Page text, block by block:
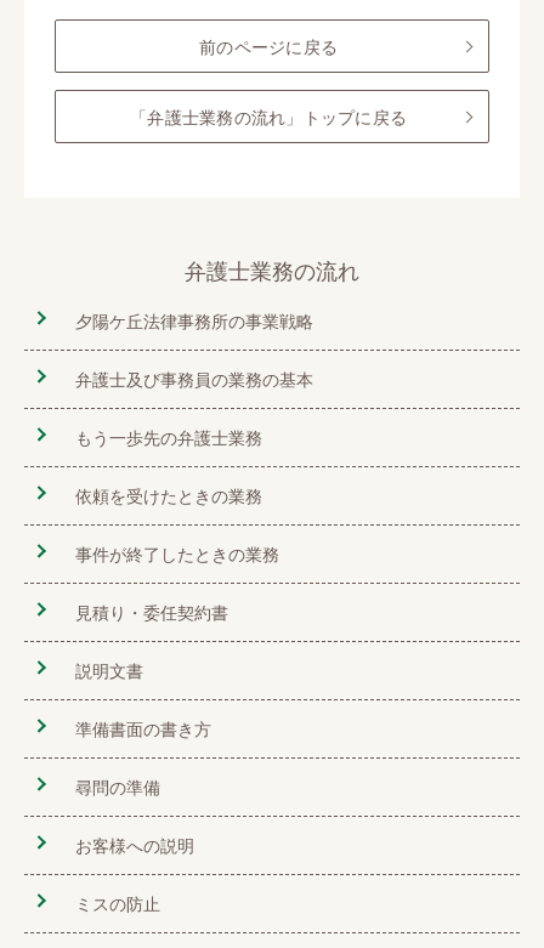
前のページに戻る
「弁護士業務の流れ」トップに戻る
弁護士業務の流れ
夕陽ケ丘法律事務所の事業戦略
弁護士及び事務員の業務の基本
もう一歩先の弁護士業務
依頼を受けたときの業務
事件が終了したときの業務
見積り・委任契約書
説明文書
準備書面の書き方
尋問の準備
お客様への説明
ミスの防止